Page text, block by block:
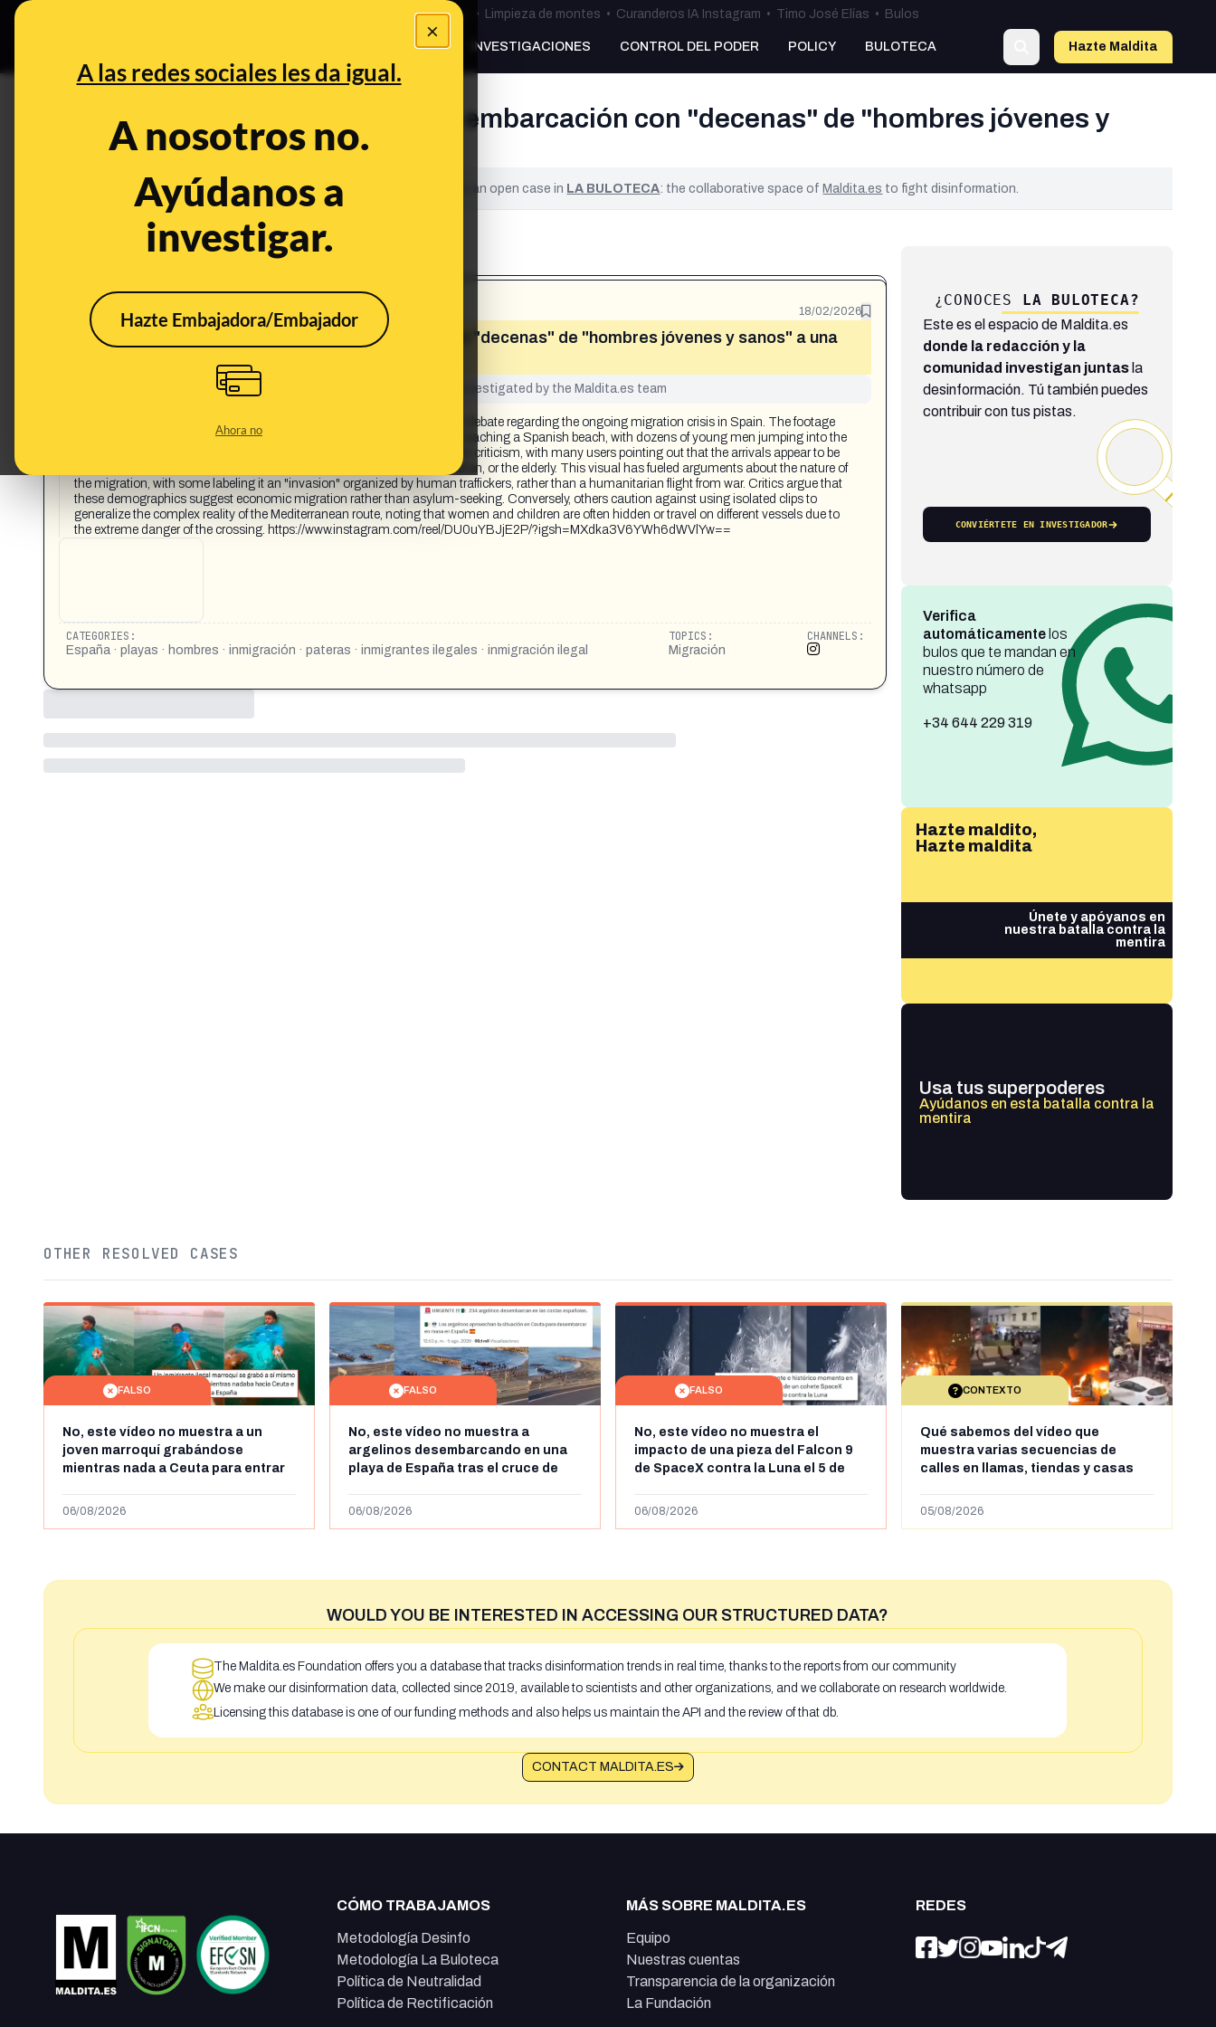
×
A las redes sociales les da igual.
A nosotros no.
Ayúdanos a
investigar.
Hazte Embajadora/Embajador
Ahora no
Bulos Ceuta • Limpieza de montes • Curanderos IA Instagram • Timo José Elías • Bulos
PREBUNKING INVESTIGACIONES CONTROL DEL PODER POLICY BULOTECA Hazte Maldita
¿Video muestra la llegada de una embarcación con "decenas" de "hombres jóvenes y
sanos" a una playa de España?
This content has NOT yet been verified. It is an open case in LA BULOTECA: the collaborative space ofMaldita.es to fight disinformation.
What's being said: 18/02/2026
«Video muestra la llegada de una embarcación con "decenas" de "hombres jóvenes y sanos" a una
This content has not yet been investigated by the Maldita.es team
A recent viral video circulating on X (formerly Twitter) has ignited a fierce debate regarding the ongoing migration crisis in Spain. The footage
depicts a common and controversial scene: a small, overcrowded boat reaching a Spanish beach, with dozens of young men jumping into the
surf and running onto the sand. The video has become a lightning rod for criticism, with many users pointing out that the arrivals appear to be
exclusively young, healthy men, with a notable absence of women, children, or the elderly. This visual has fueled arguments about the nature of
the migration, with some labeling it an "invasion" organized by human traffickers, rather than a humanitarian flight from war. Critics argue that
these demographics suggest economic migration rather than asylum-seeking. Conversely, others caution against using isolated clips to
generalize the complex reality of the Mediterranean route, noting that women and children are often hidden or travel on different vessels due to
the extreme danger of the crossing. https://www.instagram.com/reel/DU0uYBJjE2P/?igsh=MXdka3V6YWh6dWVlYw==
CATEGORIES:
España · playas · hombres · inmigración · pateras · inmigrantes ilegales · inmigración ilegal
TOPICS:
Migración
CHANNELS:
¿CONOCES LA BULOTECA?
Este es el espacio de Maldita.es
donde la redacción y la
comunidad investigan juntasla
desinformación. Tú también puedes
contribuir con tus pistas.
CONVIÉRTETE EN INVESTIGADOR
Verifica
automáticamentelos
bulos que te mandan en
nuestro número de
whatsapp
+34 644 229 319
Hazte maldito,
Hazte maldita
Únete y apóyanos en
nuestra batalla contra la
mentira
Usa tus superpoderes
Ayúdanos en esta batalla contra la
mentira
OTHER RESOLVED CASES
FALSO
No, este vídeo no muestra a un
joven marroquí grabándose
mientras nada a Ceuta para entrar
más de 450km de Ceuta y el autor lo
06/08/2026
FALSO
No, este vídeo no muestra a
argelinos desembarcando en una
playa de España tras el cruce de
de julio de 2026: son imágenes de
06/08/2026
FALSO
No, este vídeo no muestra el
impacto de una pieza del Falcon 9
de SpaceX contra la Luna el 5 de
menos abril de 2026
06/08/2026
CONTEXTO
Qué sabemos del vídeo que
muestra varias secuencias de
calles en llamas, tiendas y casas
supuestamente en España tras la
05/08/2026
WOULD YOU BE INTERESTED IN ACCESSING OUR STRUCTURED DATA?
The Maldita.es Foundation offers you a database that tracks disinformation trends in real time, thanks to the reports from our community
We make our disinformation data, collected since 2019, available to scientists and other organizations, and we collaborate on research worldwide.
Licensing this database is one of our funding methods and also helps us maintain the API and the review of that db.
CONTACT MALDITA.ES
CÓMO TRABAJAMOS
Metodología Desinfo
Metodología La Buloteca
Política de Neutralidad
Política de Rectificación
MÁS SOBRE MALDITA.ES
Equipo
Nuestras cuentas
Transparencia de la organización
La Fundación
REDES